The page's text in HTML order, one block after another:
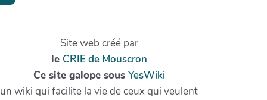
Site web créé par
le CRIE de Mouscron
Ce site galope sous YesWiki
un wiki qui facilite la vie de ceux qui veulent